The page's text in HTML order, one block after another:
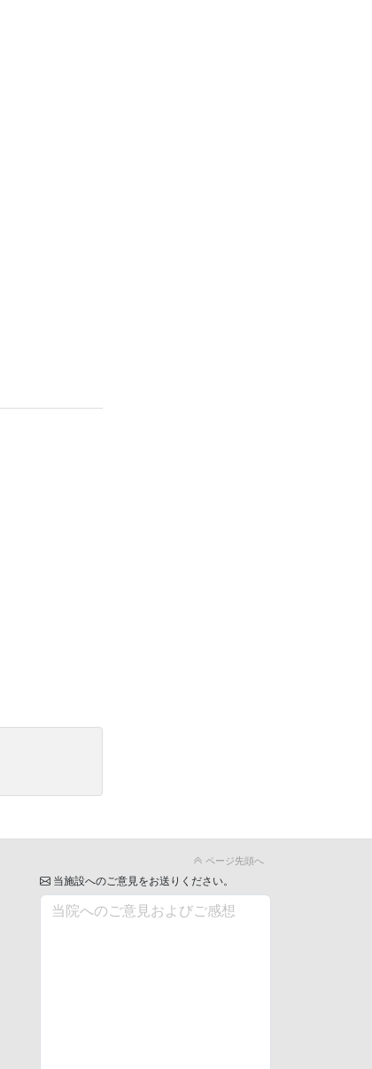
ページ先頭へ
当施設へのご意見をお送りください。